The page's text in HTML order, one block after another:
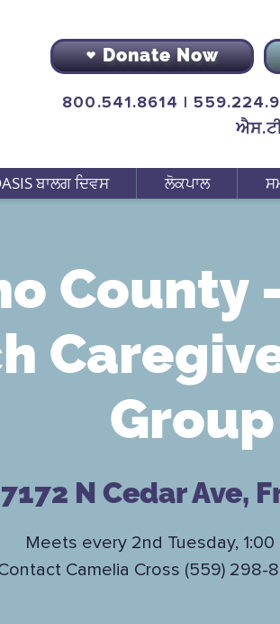
Donate Now
800.541.8614 |
ਬਾਲਗ ਦਿਵਸ ਲੋਕਪਾਲ
County
Group
7172 N Cedar Ave,
Meets every 2nd Tuesday, 1:00
Camelia Cross (559) 298-